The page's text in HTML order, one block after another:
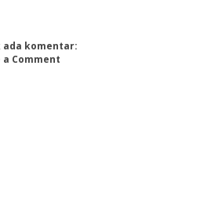
ada komentar:
Comment